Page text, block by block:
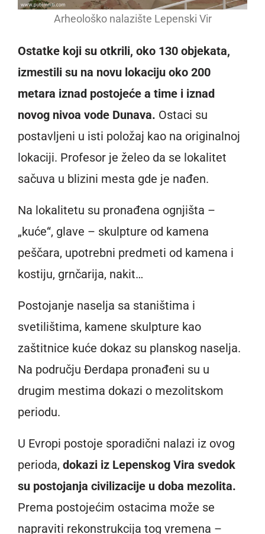
Arheološko nalazište Lepenski Vir
Ostatke koji su otkrili, oko 130 objekata,
izmestili su na novu lokaciju oko 200
metara iznad postojeće a time i iznad
novog nivoa vode Dunava. Ostaci su
postavljeni u isti položaj kao na originalnoj
lokaciji. Profesor je želeo da se lokalitet
sačuva u blizini mesta gde je nađen.
Na lokalitetu su pronađena ognjišta –
„kuće“, glave – skulpture od kamena
peščara, upotrebni predmeti od kamena i
kostiju, grnčarija, nakit…
Postojanje naselja sa staništima i
svetilištima, kamene skulpture kao
zaštitnice kuće dokaz su planskog naselja.
Na području Đerdapa pronađeni su u
drugim mestima dokazi o mezolitskom
periodu.
U Evropi postoje sporadični nalazi iz ovog
perioda, dokazi iz Lepenskog Vira svedok
su postojanja civilizacije u doba mezolita.
Prema postojećim ostacima može se
napraviti rekonstrukcija tog vremena –